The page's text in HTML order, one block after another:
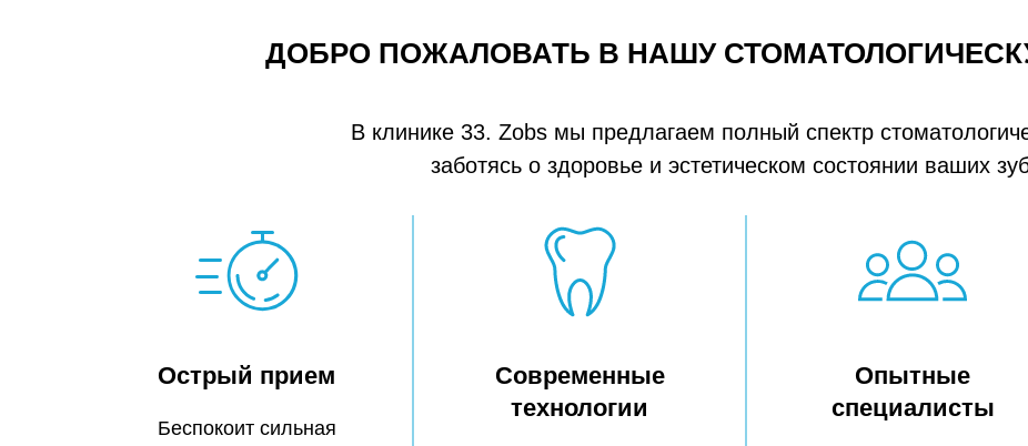
ДОБРО ПОЖАЛОВАТЬ В НАШУ
В клинике 33. Zobs мы предлагаем полный спектр
заботясь о здоровье и эстетическом состоянии ваших
Острый прием
Беспокоит сильная
Современные
технологии
Опытные
специалисты